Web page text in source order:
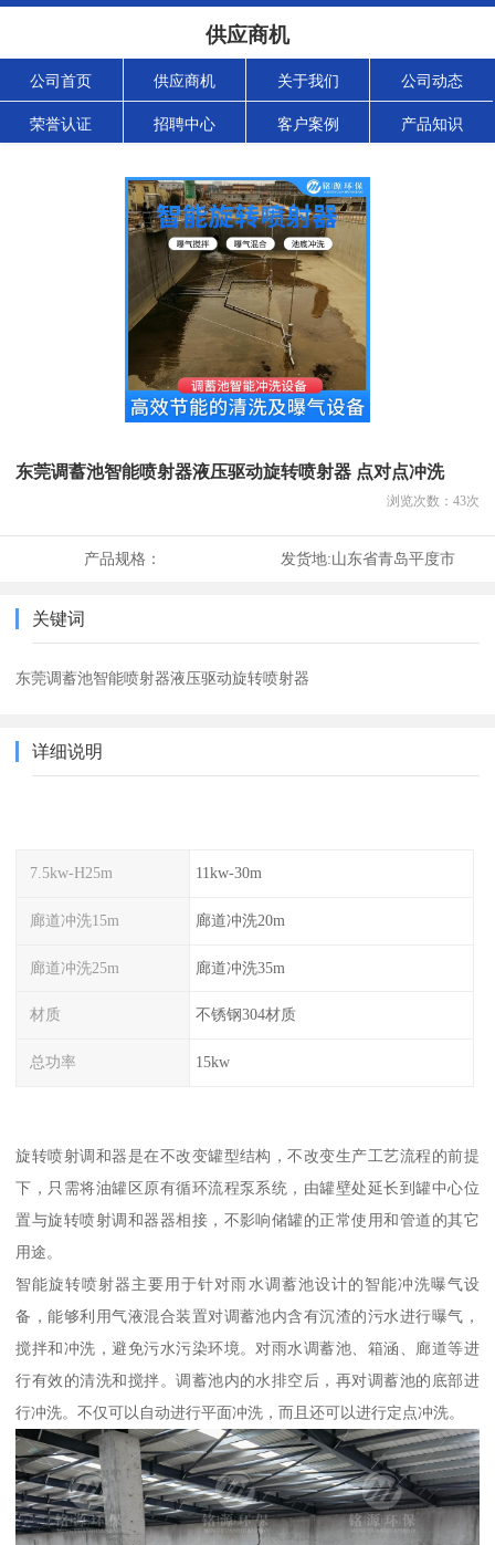
供应商机
公司首页 供应商机 关于我们 公司动态
荣誉认证 招聘中心 客户案例 产品知识
东莞调蓄池智能喷射器液压驱动旋转喷射器 点对点冲洗
浏览次数： 43次
产品规格： 发货地:山东省青岛平度市
关键词
东莞调蓄池智能喷射器液压驱动旋转喷射器
详细说明
7.5kw-H25m 11kw-30m
廊道冲洗15m 廊道冲洗20m
廊道冲洗25m 廊道冲洗35m
材质 不锈钢304材质
总功率 15kw
旋转喷射调和器是在不改变罐型结构，不改变生产工艺流程的前提
下，只需将油罐区原有循环流程泵系统，由罐壁处延长到罐中心位
置与旋转喷射调和器器相接，不影响储罐的正常使用和管道的其它
用途。
智能旋转喷射器主要用于针对雨水调蓄池设计的智能冲洗曝气设
备，能够利用气液混合装置对调蓄池内含有沉渣的污水进行曝气，
搅拌和冲洗，避免污水污染环境。对雨水调蓄池、箱涵、廊道等进
行有效的清洗和搅拌。调蓄池内的水排空后，再对调蓄池的底部进
行冲洗。不仅可以自动进行平面冲洗，而且还可以进行定点冲洗。